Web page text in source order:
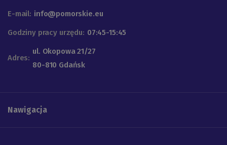
E-mail: info@pomorskie.eu
Godziny pracy urzędu: 07:45-15:45
Adres:
ul. Okopowa 21/27
80-810 Gdańsk
Nawigacja